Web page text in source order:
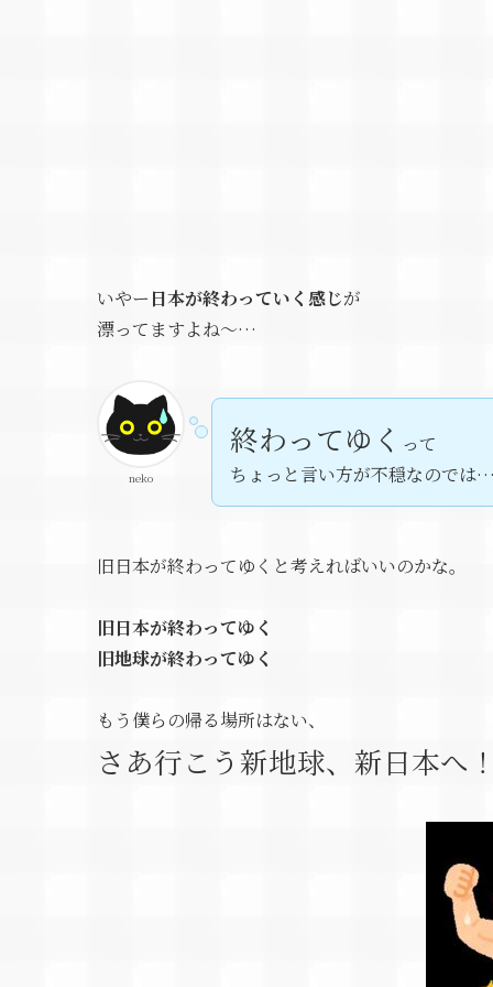
いやー日本が終わっていく感じが
漂ってますよね～…
neko
終わってゆく って
ちょっと言い方が不穏なのでは
旧日本が終わってゆくと考えればいいのかな。
旧日本が終わってゆく
旧地球が終わってゆく
もう僕らの帰る場所はない、
さあ行こう新地球、新日本へ